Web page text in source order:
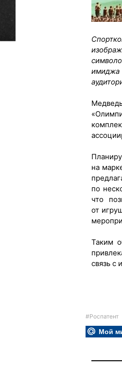
на
по
что
от
Таким
связь с
#Роспатент
Мой